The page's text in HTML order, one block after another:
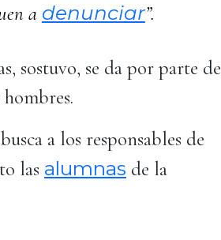
a denunciar”.
sostuvo, se da por parte de
a los responsables de
las alumnas de la